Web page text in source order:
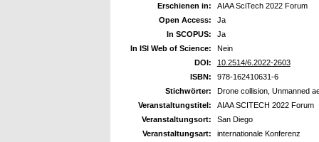
Erschienen in:
AIAA SciTech 2022 Forum
Open Access:
Ja
In SCOPUS:
Ja
In ISI Web of Science:
Nein
DOI:
10.2514/6.2022-2603
ISBN:
978-162410631-6
Stichwörter:
Drone collision, Unmanned
Veranstaltungstitel:
AIAA SCITECH 2022 Forum
Veranstaltungsort:
San Diego
Veranstaltungsart:
internationale Konferenz